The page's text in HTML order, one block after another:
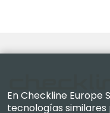
En Checkline Europe
tecnologías